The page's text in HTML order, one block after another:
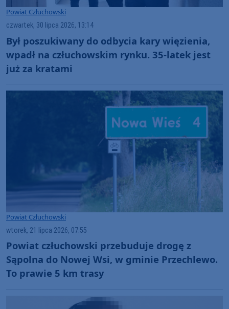
Powiat Człuchowski
czwartek, 30 lipca 2026, 13:14
Był poszukiwany do odbycia kary więzienia,
wpadł na człuchowskim rynku. 35-latek jest
już za kratami
Powiat Człuchowski
wtorek, 21 lipca 2026, 07:55
Powiat człuchowski przebuduje drogę z
Sąpolna do Nowej Wsi, w gminie Przechlewo.
To prawie 5 km trasy